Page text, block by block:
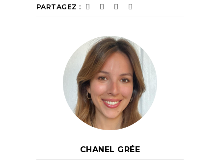
PARTAGEZ :
CHANEL GRÉE